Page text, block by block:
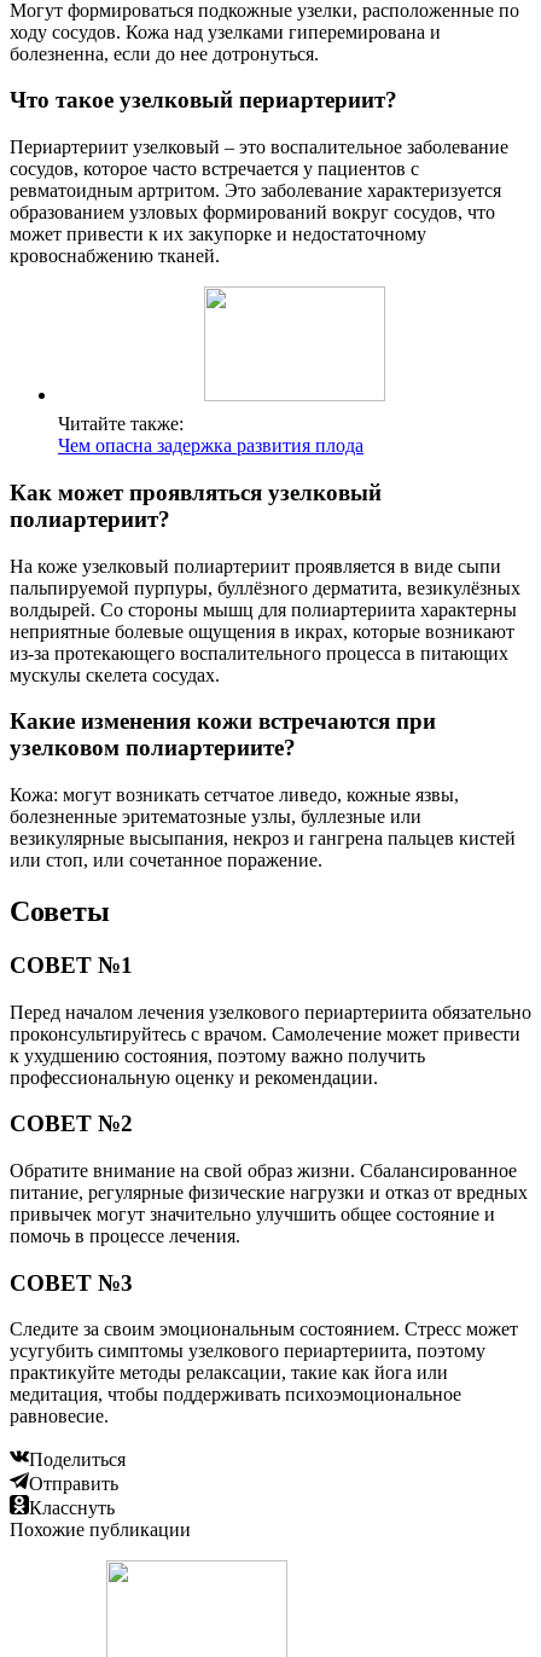
Могут формироваться подкожные узелки, расположенные по
ходу сосудов. Кожа над узелками гиперемирована и
болезненна, если до нее дотронуться.
Что такое узелковый периартериит?
Периартериит узелковый – это воспалительное заболевание
сосудов, которое часто встречается у пациентов с
ревматоидным артритом. Это заболевание характеризуется
образованием узловых формирований вокруг сосудов, что
может привести к их закупорке и недостаточному
кровоснабжению тканей.
Читайте также:
Чем опасна задержка развития плода
Как может проявляться узелковый
полиартериит?
На коже узелковый полиартериит проявляется в виде сыпи
пальпируемой пурпуры, буллёзного дерматита, везикулёзных
волдырей. Со стороны мышц для полиартериита характерны
неприятные болевые ощущения в икрах, которые возникают
из-за протекающего воспалительного процесса в питающих
мускулы скелета сосудах.
Какие изменения кожи встречаются при
узелковом полиартериите?
Кожа: могут возникать сетчатое ливедо, кожные язвы,
болезненные эритематозные узлы, буллезные или
везикулярные высыпания, некроз и гангрена пальцев кистей
или стоп, или сочетанное поражение.
Советы
СОВЕТ №1
Перед началом лечения узелкового периартериита обязательно
проконсультируйтесь с врачом. Самолечение может привести
к ухудшению состояния, поэтому важно получить
профессиональную оценку и рекомендации.
СОВЕТ №2
Обратите внимание на свой образ жизни. Сбалансированное
питание, регулярные физические нагрузки и отказ от вредных
привычек могут значительно улучшить общее состояние и
помочь в процессе лечения.
СОВЕТ №3
Следите за своим эмоциональным состоянием. Стресс может
усугубить симптомы узелкового периартериита, поэтому
практикуйте методы релаксации, такие как йога или
медитация, чтобы поддерживать психоэмоциональное
равновесие.
Поделиться
Отправить
Класснуть
Похожие публикации